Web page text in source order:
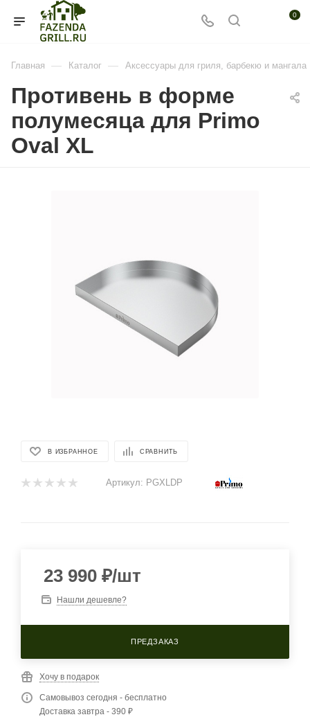
0
Главная — Каталог — Аксессуары для гриля, барбекю и мангала
Противень в форме
полумесяца для Primo
Oval XL
В ИЗБРАННОЕ СРАВНИТЬ
Артикул: PGXLDP
23 990 ₽/шт
Нашли дешевле?
ПРЕДЗАКАЗ
Хочу в подарок
Самовывоз сегодня - бесплатно
Доставка завтра - 390 ₽